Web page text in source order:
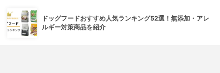
ドッグフードおすすめ人気ランキング52選！無添加・アレ
ルギー対策商品を紹介